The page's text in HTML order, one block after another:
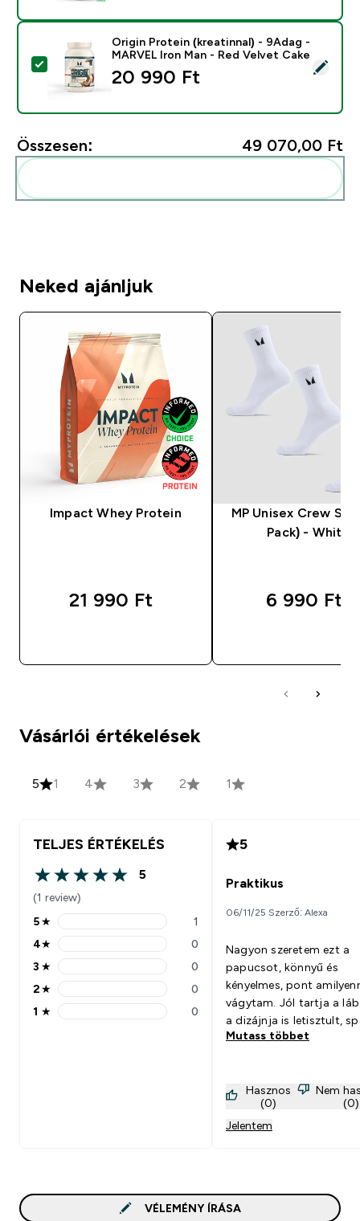
Termék kiválasztása - Origin Protein (kreatinnal) -
Origin Protein (kreatinnal) - 9Adag -
MARVEL Iron Man - Red Velvet Cake
20 990 Ft‎
Összesen: 49 070,00 Ft‎
Neked ajánljuk
Impact Whey Protein
21 990 Ft‎
MP Unisex Crew
Pack) - White
6 990 Ft‎
Vásárlói értékelések
5 1 4 3 2 1
TELJES ÉRTÉKELÉS
5 out of 5 stars
5
(1 review)
5 stars rating 1 reviews
5★ 1
4 stars rating 0 reviews
4★ 0
3 stars rating 0 reviews
3 ★ 0
2 stars rating 0 reviews
2★ 0
1 stars rating 0 reviews
1 ★ 0
5
Praktikus
06/11/25 Szerző: Alexa
Nagyon szeretem ezt a
papucsot, könnyű és
kényelmes, pont
vágytam. Jól tartja a
a dizájnja is letisztult,
Edzés után vagy akár a
választás a
Mutass többet
Hasznos
(0)
Nem
(0)
Jelentem
VÉLEMÉNY ÍRÁSA